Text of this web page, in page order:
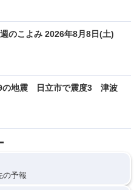
のこよみ 2026年8月8日(土)
の地震 日立市で震度3 津波
の予報